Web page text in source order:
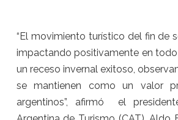
“El movimiento turístico del fin de
impactando positivamente en
un receso invernal exitoso,
se mantienen como un valor
argentinos”, afirmó el